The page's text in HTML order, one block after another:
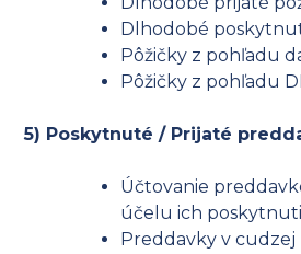
Dlhodobé
Pôžičky z pohľadu
Pôžičky z pohľadu
5) Poskytnuté / Prijaté
Účtovanie
účelu ich
Preddavky v cudzej